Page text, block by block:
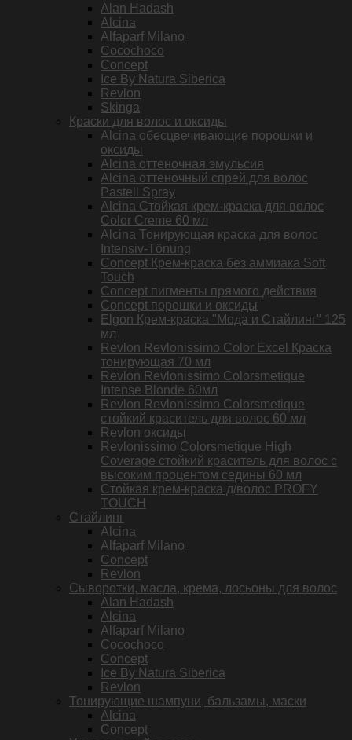
Alan Hadash
Alcina
Alfaparf Milano
Cocochoco
Concept
Ice By Natura Siberica
Revlon
Skinga
Краски для волос и оксиды
Alcina обесцвечивающие порошки и
оксиды
Alcina оттеночная эмульсия
Alcina оттеночный спрей для волос
Pastell Spray
Alcina Стойкая крем-краска для волос
Color Creme 60 мл
Alcina Тонирующая краска для волос
Intensiv-Tönung
Concept Крем-краска без аммиака Soft
Touch
Concept пигменты прямого действия
Concept порошки и оксиды
Elgon Крем-краска "Мода и Стайлинг" 125
мл
Revlon Revlonissimo Color Excel Краска
тонирующая 70 мл
Revlon Revlonissimo Colorsmetique
Intense Blonde 60мл
Revlon Revlonissimo Colorsmetique
стойкий краситель для волос 60 мл
Revlon оксиды
Revlonissimo Colorsmetique High
Coverage стойкий краситель для волос с
высоким процентом седины 60 мл
Стойкая крем-краска д/волос PROFY
TOUCH
Стайлинг
Alcina
Alfaparf Milano
Concept
Revlon
Сыворотки, масла, крема, лосьоны для волос
Alan Hadash
Alcina
Alfaparf Milano
Cocochoco
Concept
Ice By Natura Siberica
Revlon
Тонирующие шампуни, бальзамы, маски
Alcina
Concept